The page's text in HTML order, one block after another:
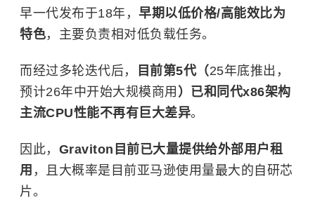
早一代发布于18年， 早期以低价格/高能效比为
特色，主要负责相对低负载任务。
而经过多轮迭代后， 目前第5代（25年底推出，
预计26年中开始大规模商用 ）已和同代x86架构
主流CPU性能不再有巨大差异。
因此， Graviton目前已大量提供给外部用户租
用 ，且大概率是目前亚马逊使用量最大的自研芯
片。